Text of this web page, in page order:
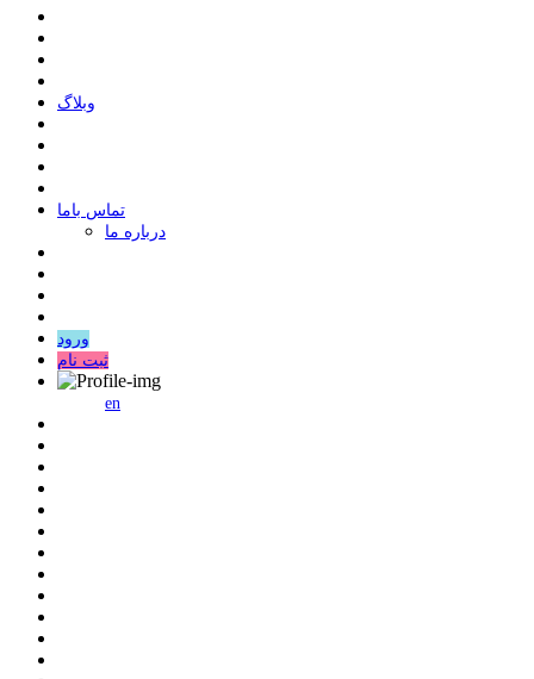
وبلاگ
ﺗﻤﺎﺱ ﺑﺎﻣﺎ
درباره ما
ورود
ثبت نام
en